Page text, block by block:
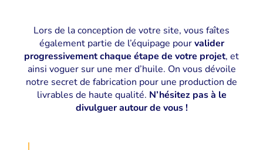
Lors de la conception de votre site, vous faîtes
également partie de l’équipage pourvalider
progressivement chaque étape de votre projet, et
ainsi voguer sur une mer d’huile. On vous dévoile
notre secret de fabrication pour une production de
livrables de haute qualité. N’hésitez pas à le
divulguer autour de vous !